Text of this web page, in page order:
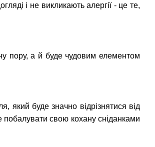
і не викликають алергії - це те,
пору, а й буде чудовим елементом
який буде значно відрізнятися від
побалувати свою кохану сніданками